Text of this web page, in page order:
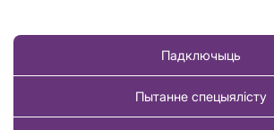
Падключыць
Пытанне спецыялісту